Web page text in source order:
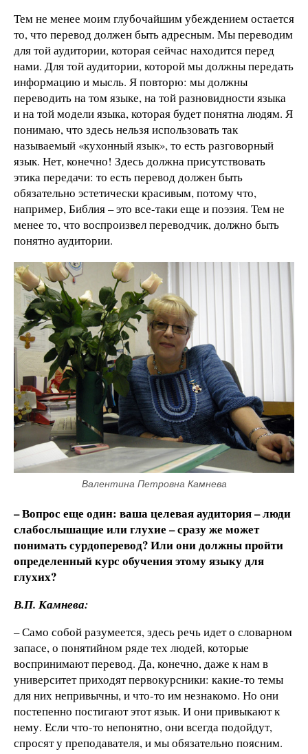
Тем не менее моим глубочайшим убеждением остается
то, что перевод должен быть адресным. Мы переводим
для той аудитории, которая сейчас находится перед
нами. Для той аудитории, которой мы должны передать
информацию и мысль. Я повторю: мы должны
переводить на том языке, на той разновидности языка
и на той модели языка, которая будет понятна людям. Я
понимаю, что здесь нельзя использовать так
называемый «кухонный язык», то есть разговорный
язык. Нет, конечно! Здесь должна присутствовать
этика передачи: то есть перевод должен быть
обязательно эстетически красивым, потому что,
например, Библия – это все-таки еще и поэзия. Тем не
менее то, что воспроизвел переводчик, должно быть
понятно аудитории.
Валентина Петровна Камнева
– Вопрос еще один: ваша целевая аудитория – люди
слабослышащие или глухие – сразу же может
понимать сурдоперевод? Или они должны пройти
определенный курс обучения этому языку для
глухих?
В.П. Камнева:
– Само собой разумеется, здесь речь идет о словарном
запасе, о понятийном ряде тех людей, которые
воспринимают перевод. Да, конечно, даже к нам в
университет приходят первокурсники: какие-то темы
для них непривычны, и что-то им незнакомо. Но они
постепенно постигают этот язык. И они привыкают к
нему. Если что-то непонятно, они всегда подойдут,
спросят у преподавателя, и мы обязательно поясним.